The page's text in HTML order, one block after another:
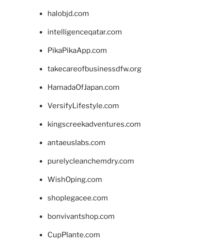
halobjd.com
intelligenceqatar.com
PikaPikaApp.com
takecareofbusinessdfw.org
HamadaOfJapan.com
VersifyLifestyle.com
kingscreekadventures.com
antaeuslabs.com
purelycleanchemdry.com
WishOping.com
shoplegacee.com
bonvivantshop.com
CupPlante.com